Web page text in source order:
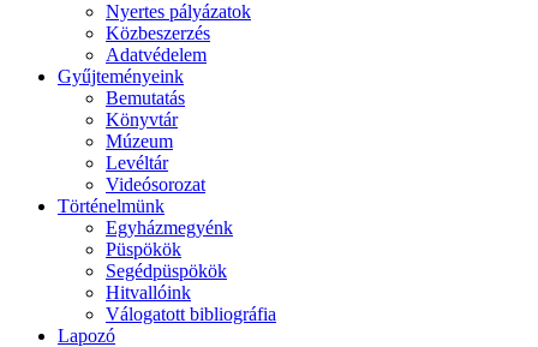
Nyertes pályázatok
Közbeszerzés
Adatvédelem
Gyűjteményeink
Bemutatás
Könyvtár
Múzeum
Levéltár
Videósorozat
Történelmünk
Egyházmegyénk
Püspökök
Segédpüspökök
Hitvallóink
Válogatott bibliográfia
Lapozó